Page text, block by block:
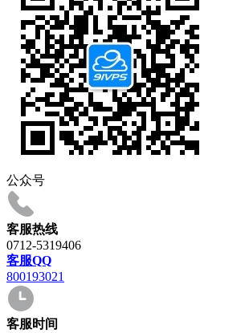
公众号
客服热线
0712-5319406
客服QQ
800193021
客服时间